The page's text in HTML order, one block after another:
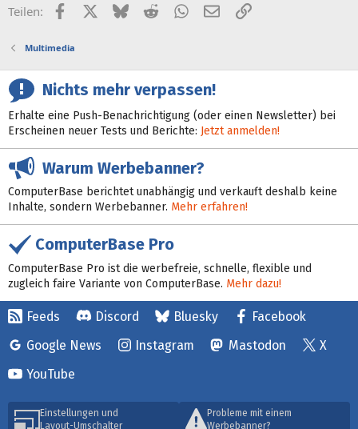
Teilen: FacebookX (Twitter)
BlueskyRedditWhatsApp
E-MailLink
Multimedia
Nichts mehr verpassen!
Erhalte eine Push-Benachrichtigung (oder einen Newsletter) bei
Erscheinen neuer Tests und Berichte: Jetzt anmelden!
Warum Werbebanner?
ComputerBase berichtet unabhängig und verkauft deshalb keine
Inhalte, sondern Werbebanner. Mehr erfahren!
ComputerBase Pro
ComputerBase Pro ist die werbefreie, schnelle, flexible und
zugleich faire Variante von ComputerBase. Mehr dazu!
Feeds Discord Bluesky
Facebook
Google News
Instagram Mastodon
X
YouTube
Einstellungen und
Layout-Umschalter
Probleme mit einem
Werbebanner?